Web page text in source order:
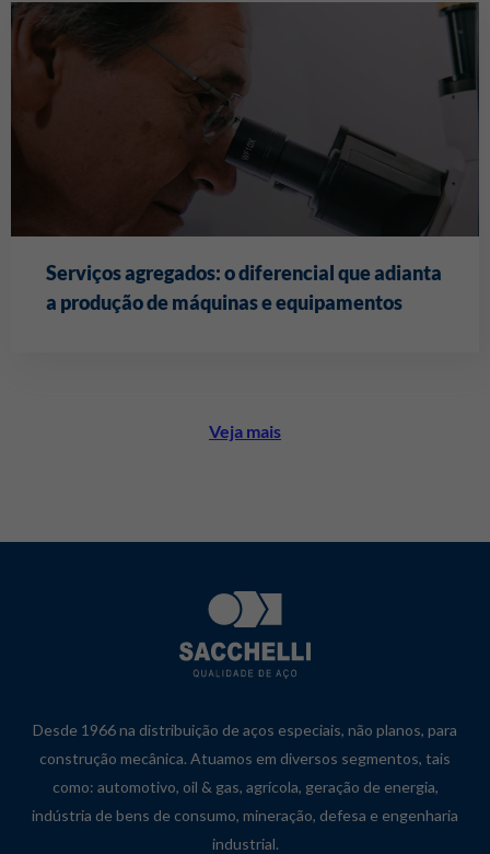
Serviços agregados: o diferencial que adianta
a produção de máquinas e equipamentos
Veja mais
Desde 1966 na distribuição de aços especiais, não planos, para
construção mecânica. Atuamos em diversos segmentos, tais
como: automotivo, oil & gas, agrícola, geração de energia,
indústria de bens de consumo, mineração, defesa e engenharia
industrial.